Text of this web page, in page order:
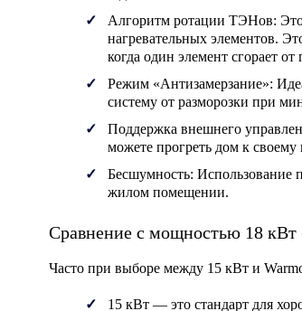
Алгоритм ротации ТЭНов:
нагревательных элементов.
когда один элемент сгорает
Режим «Антизамерзание»:
систему от разморозки при
Поддержка внешнего
можете прогреть дом к своему
Бесшумность: Использование
жилом помещении.
Сравнение с мощностью 18 кВт
Часто при выборе между 15 кВт и
15 кВт — это стандарт для